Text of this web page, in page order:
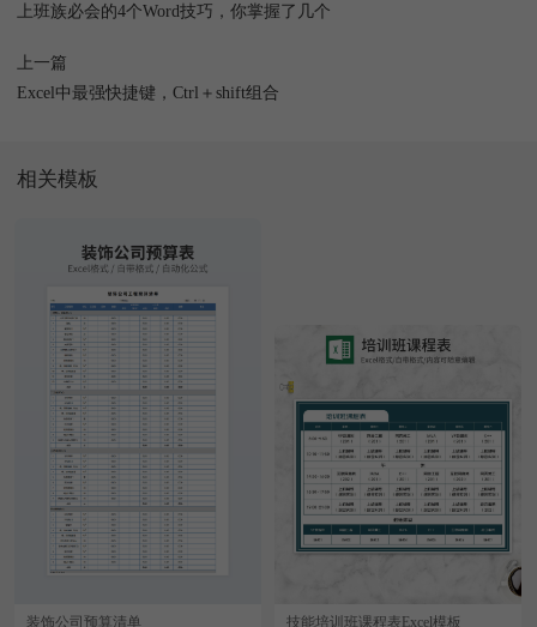
上班族必会的4个Word技巧，你掌握了几个
上一篇
Excel中最强快捷键，Ctrl＋shift组合
相关模板
装饰公司预算清单 技能培训班课程表Excel模板